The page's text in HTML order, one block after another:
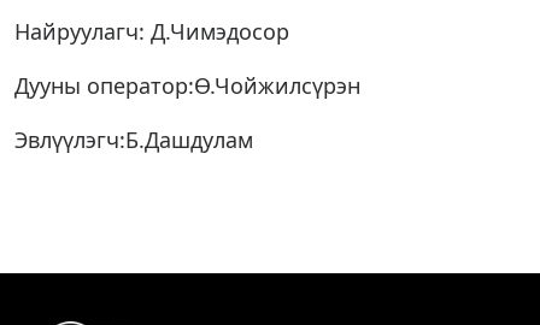
Найруулагч: Д.Чимэдосор
Дууны оператор:Ө.Чойжилсүрэн
Эвлүүлэгч:Б.Дашдулам